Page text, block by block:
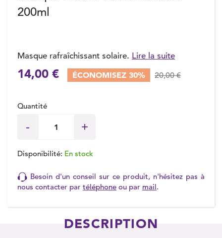
200ml
Masque rafraîchissant solaire. Lire la suite
14,00 € ÉCONOMISEZ 30% 20,00 €
Quantité
Disponibilité: En stock
Besoin d'un conseil sur ce produit, n'hésitez pas à
nous contacter par téléphone ou par mail.
DESCRIPTION